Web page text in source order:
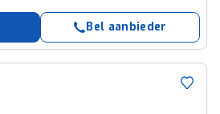
Bel aanbieder